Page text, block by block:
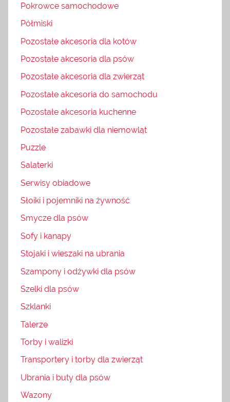
Pokrowce samochodowe
Półmiski
Pozostałe akcesoria dla kotów
Pozostałe akcesoria dla psów
Pozostałe akcesoria dla zwierząt
Pozostałe akcesoria do samochodu
Pozostałe akcesoria kuchenne
Pozostałe zabawki dla niemowląt
Puzzle
Salaterki
Serwisy obiadowe
Słoiki i pojemniki na żywność
Smycze dla psów
Sofy i kanapy
Stojaki i wieszaki na ubrania
Szampony i odżywki dla psów
Szelki dla psów
Szklanki
Talerze
Torby i walizki
Transportery i torby dla zwierząt
Ubrania i buty dla psów
Wazony